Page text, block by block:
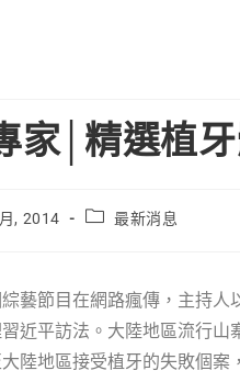
家│精選植
, 2014 最新消息
藝節目在網路瘋傳，主持
近平訪法。大陸地區流行
陸地區接受植牙的失敗個